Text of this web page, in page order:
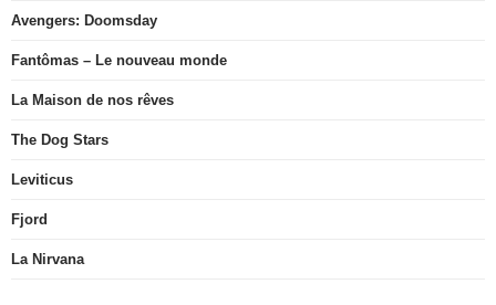
Avengers: Doomsday
Fantômas – Le nouveau monde
La Maison de nos rêves
The Dog Stars
Leviticus
Fjord
La Nirvana